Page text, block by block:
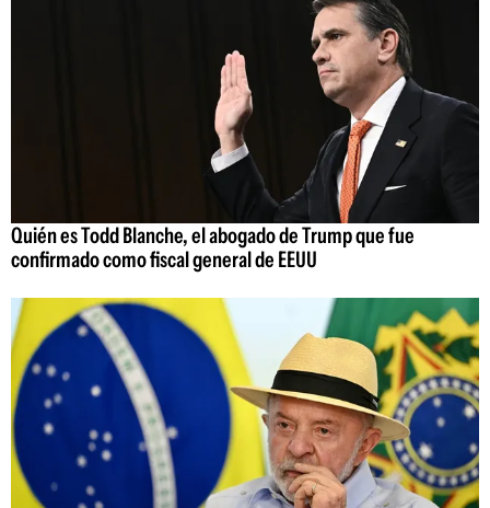
Quién es Todd Blanche, el abogado de Trump que fue
confirmado como fiscal general de EEUU